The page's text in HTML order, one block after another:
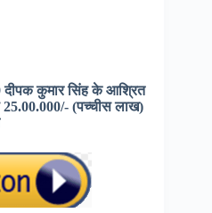
दीपक कुमार सिंह के आश्रित
25.00.000/- (पच्चीस लाख)